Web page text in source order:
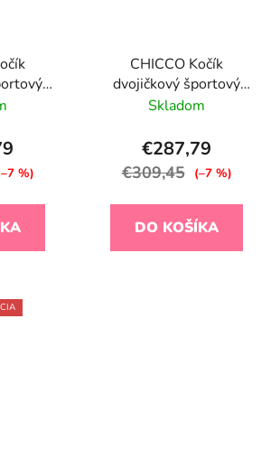
Cat
%)
CHICCO Kočík
dvojičkový športový
Ohlala Twin Black Night
Skladom
€287,79
€309,45 (–7 %)
DO KOŠÍKA